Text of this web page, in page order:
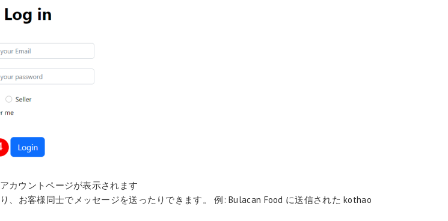
カウントページが表示されます
、お客様同士でメッセージを送ったりできます。 例: Bulacan Food に送信された kothao